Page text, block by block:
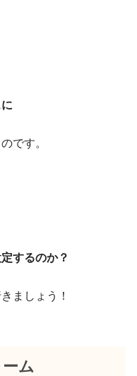
です。
するのか？
ましょう！
ム